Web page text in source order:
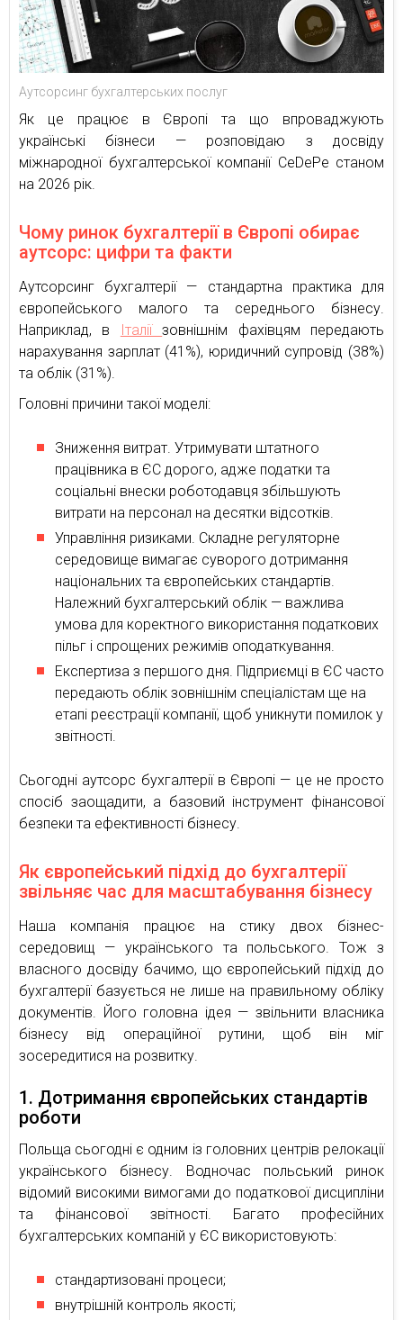
Аутсорсинг бухгалтерських послуг
Як це працює в Європі та що впроваджують
українські бізнеси — розповідаю з досвіду
міжнародної бухгалтерської компанії CeDePе станом
на 2026 рік.
Чому ринок бухгалтерії в Європі обирає
аутсорс: цифри та факти
Аутсорсинг бухгалтерії — стандартна практика для
європейського малого та середнього бізнесу.
Наприклад, в
Італіїзовнішнім фахівцям передають
нарахування зарплат (41%), юридичний супровід (38%)
та облік (31%).
Головні причини такої моделі:
Зниження витрат. Утримувати штатного
працівника в ЄС дорого, адже податки та
соціальні внески роботодавця збільшують
витрати на персонал на десятки відсотків.
Управління ризиками. Складне регуляторне
середовище вимагає суворого дотримання
національних та європейських стандартів.
Належний бухгалтерський облік — важлива
умова для коректного використання податкових
пільг і спрощених режимів оподаткування.
Експертиза з першого дня. Підприємці в ЄС часто
передають облік зовнішнім спеціалістам ще на
етапі реєстрації компанії, щоб уникнути помилок у
звітності.
Сьогодні аутсорс бухгалтерії в Європі — це не просто
спосіб заощадити, а базовий інструмент фінансової
безпеки та ефективності бізнесу.
Як європейський підхід до бухгалтерії
звільняє час для масштабування бізнесу
Наша компанія працює на стику двох бізнес-
середовищ — українського та польського. Тож з
власного досвіду бачимо, що європейський підхід до
бухгалтерії базується не лише на правильному обліку
документів. Його головна ідея — звільнити власника
бізнесу від операційної рутини, щоб він міг
зосередитися на розвитку.
1. Дотримання європейських стандартів
роботи
Польща сьогодні є одним із головних центрів релокації
українського бізнесу. Водночас польський ринок
відомий високими вимогами до податкової дисципліни
та фінансової звітності. Багато професійних
бухгалтерських компаній у ЄС використовують:
стандартизовані процеси;
внутрішній контроль якості;